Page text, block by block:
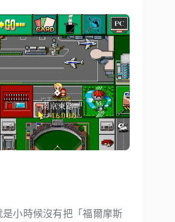
小時候沒有把「福爾摩斯